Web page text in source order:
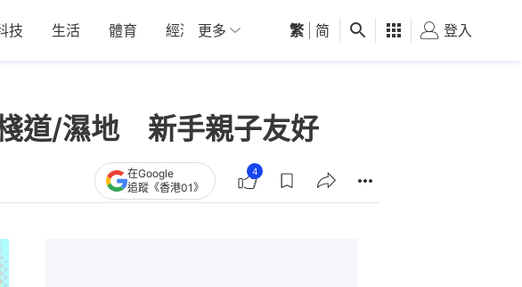
技 生活 體育 經濟 01深圳 觀點 健康 好食玩飛
更多 繁 简 登入
道/濕地 新手親子友好
在Google
追蹤《香港01》
4